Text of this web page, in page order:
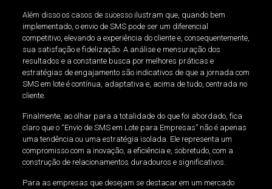
Além disso os casos de sucesso ilustram que, quando bem
implementado, o envio de SMS pode ser um diferencial
competitivo, elevando a experiência do cliente e, consequentemente,
sua satisfação e fidelização. A análise e mensuração dos
resultados e a constante busca por melhores práticas e
estratégias de engajamento são indicativos de que a jornada com
SMS em lote é contínua, adaptativa e, acima de tudo, centrada no
cliente.
Finalmente, ao olhar para a totalidade do que foi abordado, fica
claro que o “Envio de SMS em Lote para Empresas” não é apenas
uma tendência ou uma estratégia isolada. Ele representa um
compromisso com a inovação, a eficiência e, sobretudo, com a
construção de relacionamentos duradouros e significativos.
Para as empresas que desejam se destacar em um mercado